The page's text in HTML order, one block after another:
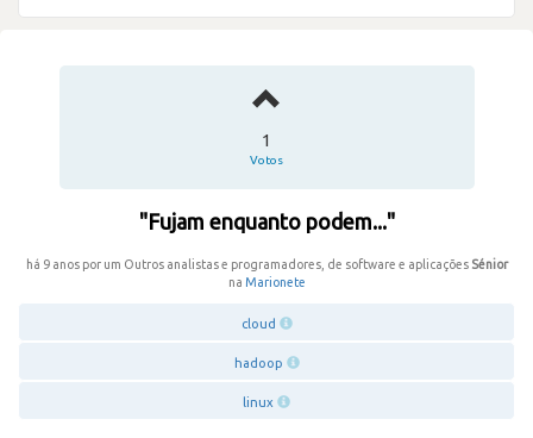
1
Votos
"Fujam enquanto podem..."
há 9 anos por um Outros analistas e programadores, de software e aplicações Sénior
na Marionete
cloud
hadoop
linux